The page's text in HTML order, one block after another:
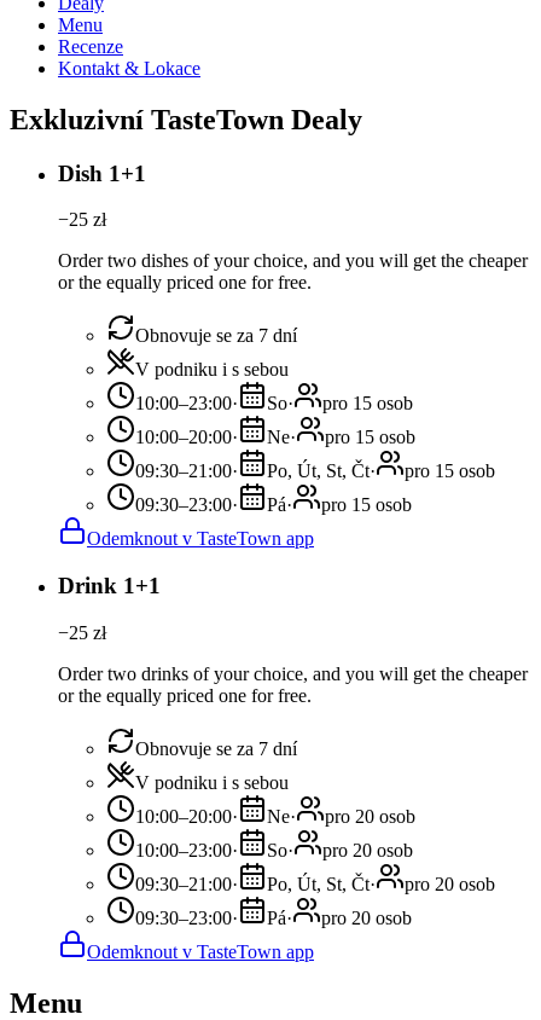
Menu
Recenze
Kontakt & Lokace
Exkluzivní TasteTown Dealy
Dish 1+1
−25 zł
Order two dishes of your choice, and you will get the cheaper
or the equally priced one for free.
Obnovuje se za 7 dní
V podniku i s sebou
10:00–23:00· So·
pro 15 osob
10:00–20:00· Ne·
pro 15 osob
09:30–21:00· Po, Út, St, Čt·
pro 15 osob
09:30–23:00· Pá·
pro 15 osob
Odemknout v TasteTown app
Drink 1+1
−25 zł
Order two drinks of your choice, and you will get the cheaper
or the equally priced one for free.
Obnovuje se za 7 dní
V podniku i s sebou
10:00–20:00· Ne·
pro 20 osob
10:00–23:00· So·
pro 20 osob
09:30–21:00· Po, Út, St, Čt·
pro 20 osob
09:30–23:00· Pá·
pro 20 osob
Odemknout v TasteTown app
Menu